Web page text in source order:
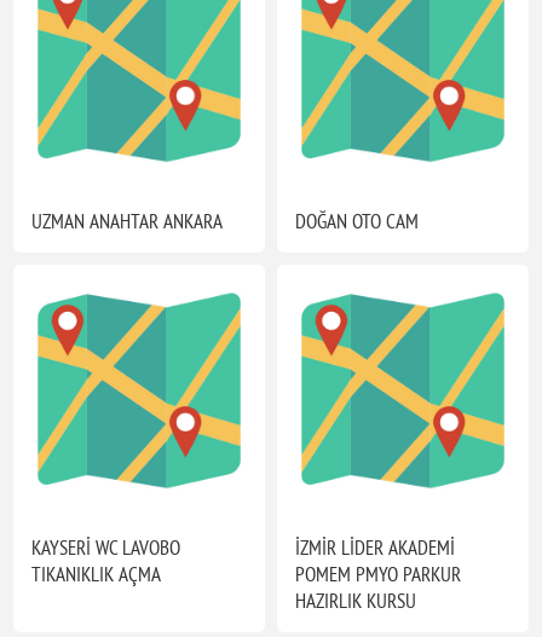
UZMAN ANAHTAR ANKARA DOĞAN OTO CAM
KAYSERİ WC LAVOBO
TIKANIKLIK AÇMA
İZMİR LİDER AKADEMİ
POMEM PMYO PARKUR
HAZIRLIK KURSU